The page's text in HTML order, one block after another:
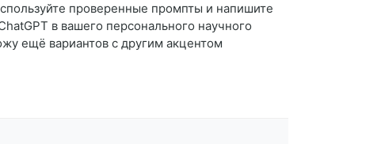
проверенные промпты и напишите
в вашего персонального научного
ещё вариантов с другим акцентом